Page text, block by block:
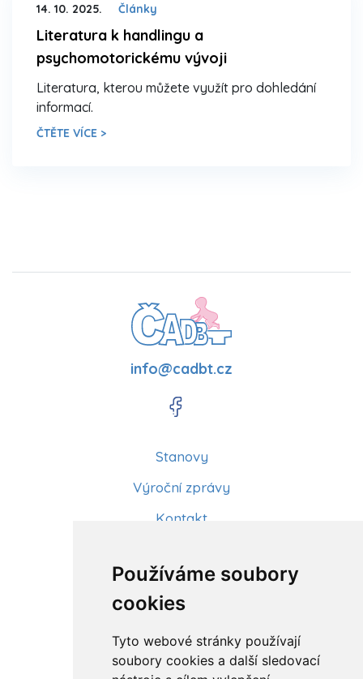
Používáme soubory
cookies
Tyto webové stránky používají
soubory cookies a další sledovací
14. 10. 2025. Články
Literatura k handlingu a
psychomotorickému vývoji
Literatura, kterou můžete využít pro dohledání
informací.
ČTĚTE VÍCE >
info@cadbt.cz
Stanovy
Výroční zprávy
Kontakt
Články
Kurzy a workshopy
Sídlo ČADBT